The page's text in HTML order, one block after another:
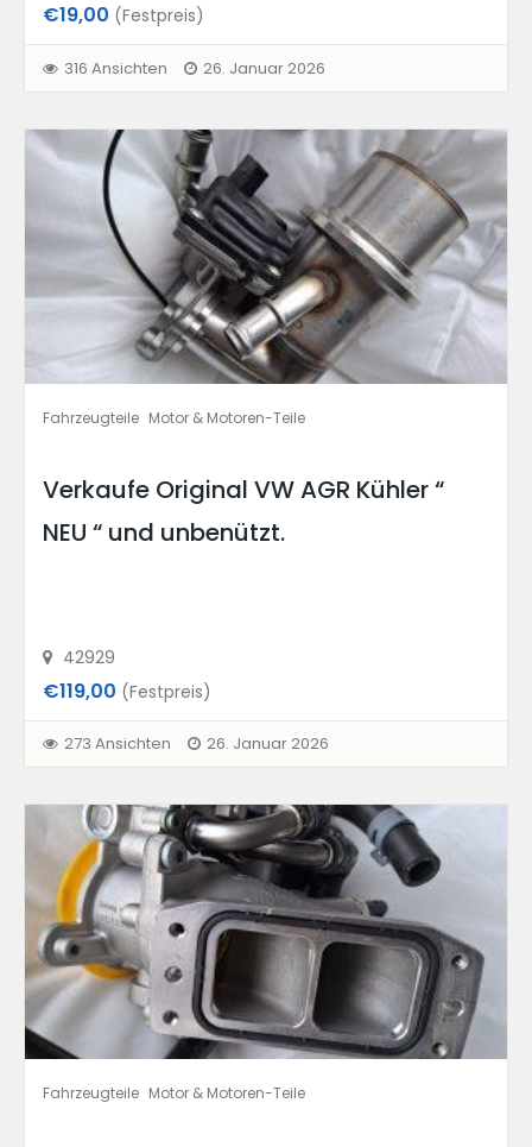
€19,00 (Festpreis)
316 Ansichten 26. Januar 2026
Fahrzeugteile Motor & Motoren-Teile
Verkaufe Original VW AGR Kühler “
NEU “ und unbenützt.
42929
€119,00 (Festpreis)
273 Ansichten 26. Januar 2026
Fahrzeugteile Motor & Motoren-Teile